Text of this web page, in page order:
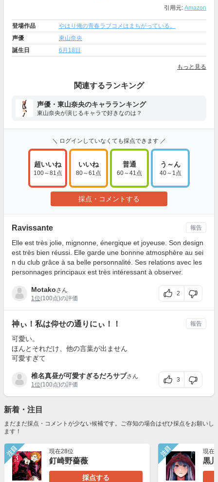
引用元: Amazon
登場作品
やはり俺の青春ラブコメはまちがっている。
声優
東山奈央
誕生日
6月18日
もっと見る
関連するランキング
声優・東山奈央のキャラランキング
東山奈央が演じるキャラで好きなのは？
＼ ログインしていなくても採点できます ／
超いいね
100～81点
いいね
80～61点
普通
60～41点
う～ん
40～1点
採点・コメントする
Ravissante
Elle est très jolie, mignonne, énergique et joyeuse. Son design
est très bien réussi. Elle garde une bonnne atmosphère au sei
n du club grâce à sa belle personnalité. Ses relations avec les
personnages principaux est très intéressant à observer.
Motakoさん
1位(100点)の評価
2
報告
神ぃ！私は仰せの通りにぃ！！
可愛い。
ほんとそれだけ、他の言葉が出ません
可愛すぎて
椎名真昼が可愛すぎるだろサブさん
1位(100点)の評価
3
報告
新着・注目
まだまだ採点・コメントが少ない候補です。ご存知の場合はぜひ採点をお願いし
ます！
注目 現在28位
釘崎野薔薇
採点する
注目 現在
黒